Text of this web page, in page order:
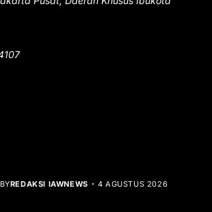
BYREDAKSI IAWNEWS 4 AGUSTUS 2026